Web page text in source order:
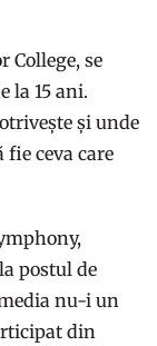
College, se
la 15 ani.
și unde
fie ceva care
postul de
nu-i un
din